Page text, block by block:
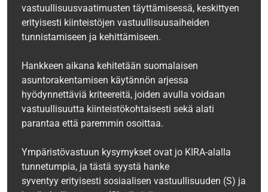
vastuullisuusvaatimusten täyttämisessä, keskittyen
erityisesti kiinteistöjen vastuullisuusaiheiden
tunnistamiseen ja kehittämiseen.
Hankkeen aikana kehitetään suomalaisen
asuntorakentamisen käytännön arjessa
hyödynnettäviä kriteereitä, joiden avulla voidaan
vastuullisuutta kiinteistökohtaisesti sekä alati
parantaa että paremmin osoittaa.
Ympäristövastuun kysymykset ovat jo KIRA-alalla
tunnetumpia, ja tästä syystä hanke
syventyy erityisesti sosiaalisen vastuullisuuden (S) ja